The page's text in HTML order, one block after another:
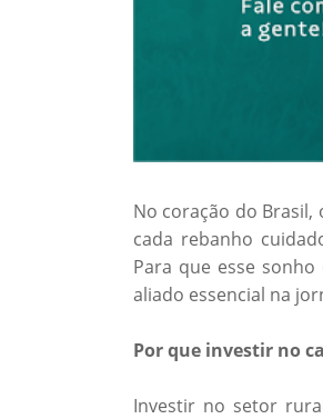
No coração do Brasil,
cada rebanho
Para que esse
aliado essencial na
Por que investir no
Investir no setor